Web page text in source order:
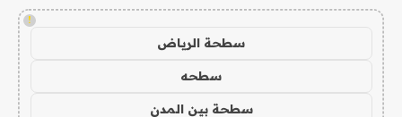
!
سطحة الرياض
سطحه
سطحة بين المدن